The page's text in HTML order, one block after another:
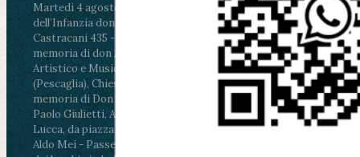
Martedì 4 agosto2026
ore 11:30 - Lucca, Scuola
dell’Infanzia don Aldo Mei - Viale Castruccio
Castracani 435 - Inaugurazione murales in
memoria di don Aldo Mei curato dal Liceo
Artistico e Musicale “Passaglia”
ore 18 - Fiano
(Pescaglia), Chiesa parrocchiale - Messa in
memoria di Don Aldo Mei celebrata da mons.
Paolo Giulietti, Arcivescovo di Lucca
ore 20.30 -
Lucca, da piazza San Michele al Cippo di don
Aldo Mei - Passeggiata della Memoria in alcuni